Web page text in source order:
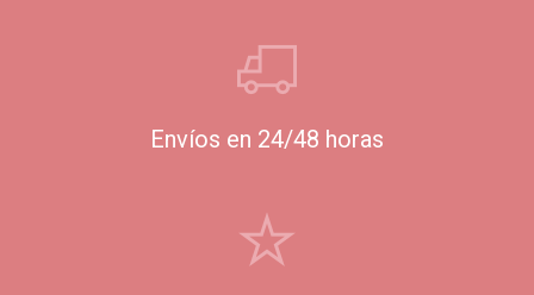
Envíos en 24/48 horas